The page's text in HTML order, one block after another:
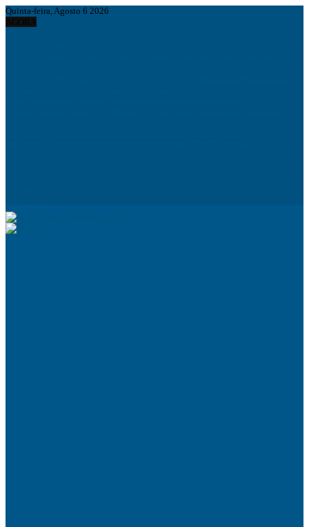
Quinta-feira, Agosto 6 2026